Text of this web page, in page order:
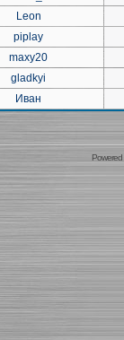
Leon
piplay
maxy20
gladkyi
Иван